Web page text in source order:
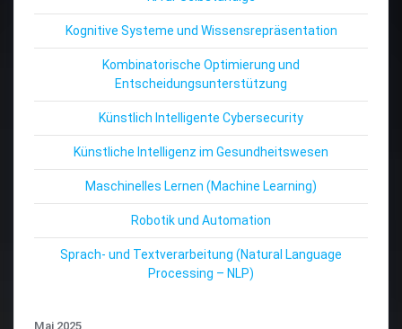
Kognitive Systeme und Wissensrepräsentation
Kombinatorische Optimierung und
Entscheidungsunterstützung
Künstlich Intelligente Cybersecurity
Künstliche Intelligenz im Gesundheitswesen
Maschinelles Lernen (Machine Learning)
Robotik und Automation
Sprach- und Textverarbeitung (Natural Language
Processing – NLP)
Mai 2025